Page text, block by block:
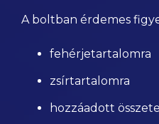
A boltban érdemes
fehérjetartalomra
zsírtartalomra
hozzáadott